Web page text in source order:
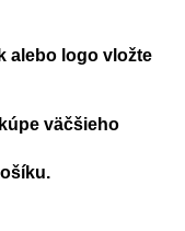
alebo logo vložte
väčšieho